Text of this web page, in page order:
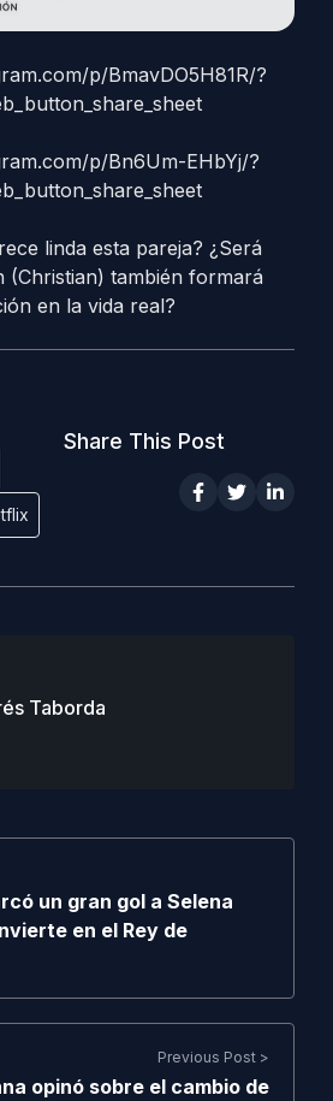
p/BmavDO5H81R/?
p/Bn6Um-EHbYj/?
linda esta pareja? ¿Será
(Christian) también formará
en la vida real?
Share This Post
Taborda
un gran gol a Selena
en el Rey de
Previous Post >
opinó sobre el cambio de